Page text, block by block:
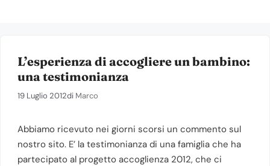
L’esperienza di accogliere un bambino:
una testimonianza
19 Luglio 2012di Marco
Abbiamo ricevuto nei giorni scorsi un commento sul
nostro sito. E’ la testimonianza di una famiglia che ha
partecipato al progetto accoglienza 2012, che ci